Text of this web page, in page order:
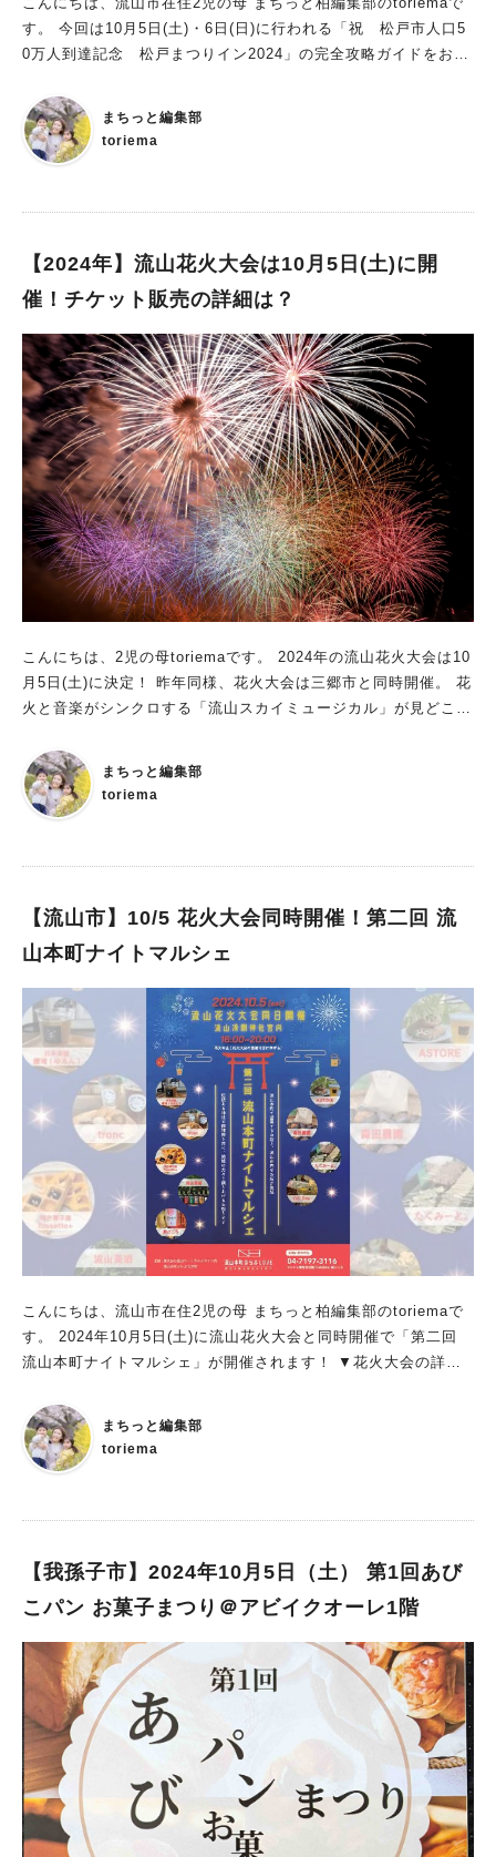
す。 今回は10月5日(土)・6日(日)に行われる「祝 松戸市人口5
0万人到達記念 松戸まつりイン2024」の完全攻略ガイドをお伝
った秋のお祭りも過ごしやすくて楽しめそうですね。 松戸まつ
りはどこでやる？ 松戸まつりの会場は、松戸駅東口・西口周辺
です。 西口と東口エリアでそれぞれ楽しいイベントが開催され
くはこちら） 会場：松戸駅西口・東口周辺 西口周辺で開催予
のご紹介です。 会場は、イベント広場、駅前４通り、西口デッ
キ上、西口デッキ下、西口地下駐車場、松戸市民劇場、KITEMI
TEMATSUDO周辺、ゆうまつどの8会場です。 早速順番にイベ
ントの詳細をお伝えします。 ①イベント広場 ■5日(土) 11:0
0〜11:30 オープニングセレモニー（光英VERITAS中学校・高等
学校マーチングバンド部） 11:35〜16:30 ストリートイベント
（出場：光英VERITAS中学校・高等学校マーチングバンド部/聖
徳女声ヴォーカルアンサンブル/声優ユニットcold 参加型ライ
ブパフォーマンス/極真会館千葉東葛支部松戸道場 演武会/専修
大学松戸中学校・高等学校和太鼓部） ■6日(日) 11:00〜16:30
ストリートイベント（聖徳大学バトン部/フロール・ヂ・マツ
ド・セレージャ サンバパレード/流通経済大学＋付属柏高校チア
リーディング部/流通経済大学吹奏楽部/NECグリーンロケッツ東
高等学校吹奏楽部/クラルテウインドオーケストラ 吹奏楽ミニコ
ンサート/商工会議所女性会・小金原9丁目太鼓・佐渡ヶ嶽部屋
よさこい踊り） ②駅前4通り ■5日(土)、6日(日) 11:00〜16:1
り・高砂通り。 4つの通りには、"でみせ”や子どもが楽しめるワ
ークショップなどが開催されます。 ③西口デッキ上 ■5日
(土)、6日(日) 11:00〜17:00 ご当地キャラクターが大集合！
に選ばれた「ちぃたん☆」たちに会えます。 昨年投票で決定し
「つなぐ」のお披露目もあるそうです。 ④西口デッキ下 ■5日
(土)、6日(日) 11:00〜16:15 わくわくこども体験ひろばを開
きます。 ⑤西口地下駐車場 ■5日(土)、6日(日) 11:00〜17:00
まつどクラシックカーフェスティバルを開催。 記念すべき20回
目の開催！ 今年も100台以上を展示予定され、子供お絵かき大会
も同時開催します。 ⑥松戸市民劇場 ■6日(日) 13:00〜16:00
素人のど自慢決勝大会を開催。 予選に勝ち残った方々が決勝戦
に挑みます。 ※6日11:30より市民劇場前で入場整理券を配布
（先着順） ⑦KITEMITEMATSUDO周辺 KITEMITEMATSUD
O周辺は2つの会場にて催し物が開催。 KITEMITEMATSUDO
プラザ広場 ■5日(土)、6日(日) 11:00〜16:15 松戸市観光協会
おすすめのお店が並びます。 文化ホール ■5日(土)、6日(日)
10:00〜17:00 ※(日)は16:00まで 第59回 松戸市小中学生観光絵
画展を開催。 ⑧ゆうまつど ■6日(日) 11:00～12:30 日本大学
松戸歯学部 市民大学講座を開講。 テーマは、「健康な笑顔への
第一歩 ～子供のための矯正治療～」。 東口周辺で開催予定の
イベント【3会場】 次に、東口周辺で開催されるイベントのご紹
の3会場です。 こちらも順番にイベントの詳細をお伝えします。
①東口デッキ上 ■5日(土)、6日(日) 11:00〜16:15 東口商店
会"でみせ”販売をします。 ②東口デッキ下 ■5日(土)、6日(日)
Parkに！？ 警察官になりきれる体験やバザーなどが楽しめま
す。 それから、MATSUDO STREET DANCE EVENT「MOVE
UP！」を開催。 地元のダンスグループが最高のパフォーマンス
かがでしたか？ 松戸まつりイン2024は、10月5日(土)・6日(日)
に開催されます。 西口・東口周辺でさまざまなイベントが予定
されています。 松戸市人口50万人到達記念ということで、とて
も盛り上がる予感がしています！ 松戸まつりみなさんは行った
ことがありますか？ 東葛地域でも大きなお祭りの一つなので、
お近くの方はぜひ行かれてみてくださいね〜！
まちっと編集部
toriema
【2024年】流山花火大会は10月5日(土)に開
催！チケット販売の詳細は？
こんにちは、2児の母toriemaです。 2024年の流山花火大会は10
月5日(土)に決定！ 昨年同様、花火大会は三郷市と同時開催。 花
火と音楽がシンクロする「流山スカイミュージカル」が見どころ
す。 ▼【同時開催】本町ナイトマルシェの詳細はこちらから
【流山市】10/5 花火大会同時開催！第二回 流山本町ナイトマル
シェ
まちっと編集部
toriema
【流山市】10/5 花火大会同時開催！第二回 流
山本町ナイトマルシェ
こんにちは、流山市在住2児の母 まちっと柏編集部のtoriemaで
す。 2024年10月5日(土)に流山花火大会と同時開催で「第二回
流山本町ナイトマルシェ」が開催されます！ ▼花火大会の詳細
ケット販売の詳細は？ 早速、流山本町ナイトマルシェの詳細を
お伝えします。 流山本町ナイトマルシェの時間・場所は？ 流
山本町ナイトマルシェの詳細は下記をご覧ください。 流山本町
味しい食べ物を堪能することができます！ 出店一覧 ASTORE/B
き菓子屋fossette+/流山麦酒/森田農園/日本茶屋 癒淹 まちっと
柏でも紹介しているお店さんがたくさん出店されます！ ぜひ参
考にしてみてください↓ ▶️流山おおたかの森のASTORE（アスト
ーレ）で、そば粉100％のガレットランチがスタート ▶️【流山】
特別な日に！予約限定のタルトが魅力「焼き菓子屋 fossette」
▶️【流山】森田農園に突撃！直売所で買った珍しい野菜とは？
▶️【流山市】New Open！『日本茶屋癒淹（ゆゑん）』心地よい
古民家で安らぐ一杯♪レポート！ 今年は和のイルミネーション
を堪能できる！？ 今回で2回目となる流山本町ナイトマルシェ。
主催の流山ツーリズムデザインさんに直接お話しを伺うことがで
まちっと編集部
toriema
【我孫子市】2024年10月5日（土） 第1回あび
こパン お菓子まつり＠アビイクオーレ1階